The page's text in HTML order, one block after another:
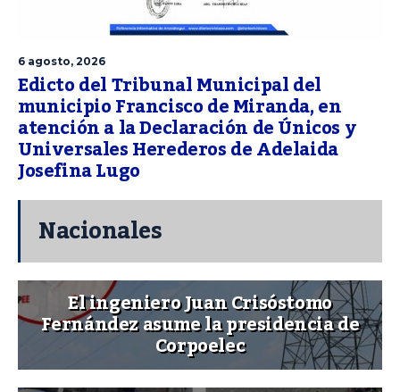
6 agosto, 2026
Edicto del Tribunal Municipal del
municipio Francisco de Miranda, en
atención a la Declaración de Únicos y
Universales Herederos de Adelaida
Josefina Lugo
Nacionales
El ingeniero Juan Crisóstomo
Fernández asume la presidencia de
Corpoelec